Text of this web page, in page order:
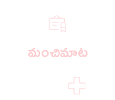
మంచిమాట